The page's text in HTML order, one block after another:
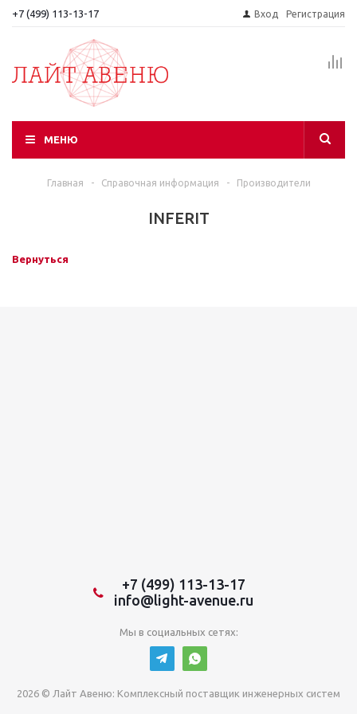
+7 (499) 113-13-17 Вход Регистрация
МЕНЮ
Главная - Справочная информация - Производители
INFERIT
Вернуться
+7 (499) 113-13-17
info@light-avenue.ru
Мы в социальных сетях:
2026 © Лайт Авеню: Комплексный поставщик инженерных систем